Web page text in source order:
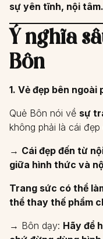
sự yên tĩnh, nội tâm.
Ý nghĩa
Bôn
1. Vẻ đẹp bên
Quẻ Bôn nói về sự
không phải là cái
→ Cái đẹp đến từ
giữa hình thức và
Trang sức có thể
thể thay thế phẩm
→ Bôn dạy: Hãy để